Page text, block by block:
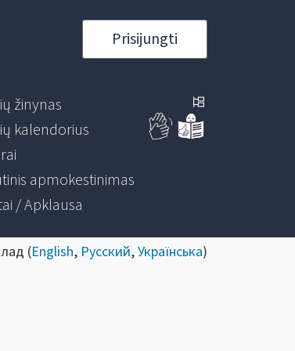
Prisijungti
žinynas
kalendorius
apmokestinimas
/ Apklausa
(English, Русский,Українська)